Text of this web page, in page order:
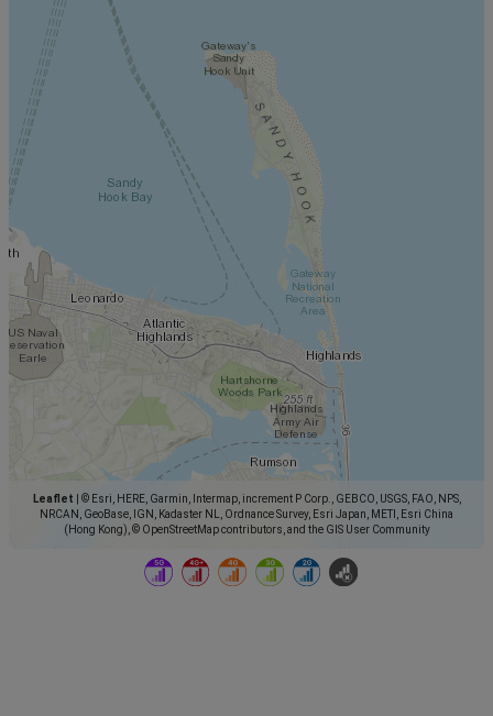
Leaflet
© Esri, HERE, Garmin, Intermap, increment P Corp., GEBCO, USGS, FAO, NPS,
NRCAN, GeoBase, IGN, Kadaster NL, Ordnance Survey, Esri Japan, METI, Esri China
(Hong Kong), © OpenStreetMap contributors, and the GIS User Community